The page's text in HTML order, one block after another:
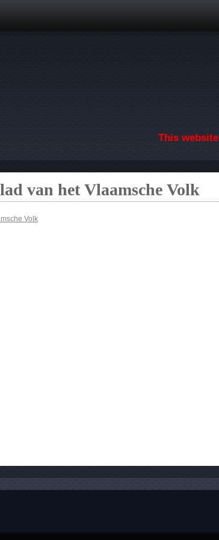
This website
van het Vlaamsche Volk
Volk